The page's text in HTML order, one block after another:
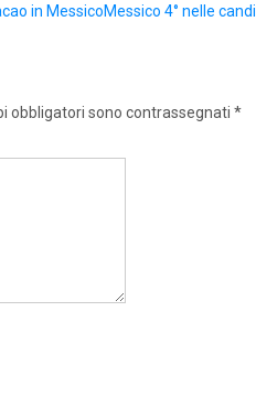
in MessicoMessico 4° nelle
obbligatori sono contrassegnati *